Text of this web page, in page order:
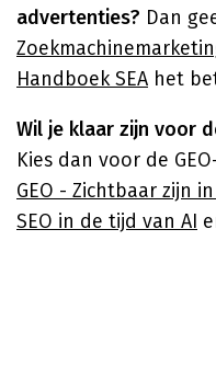
advertenties? Dan
Handboek SEA het
Wil je klaar zijn voor
Kies dan voor de
GEO - Zichtbaar zijn
SEO in de tijd van AI